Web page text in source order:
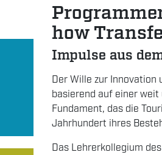
how
Impulse aus
Der Wille zur Innovation
basierend auf einer
Fundament, das die
Jahrhundert ihres
Das Lehrerkollegium